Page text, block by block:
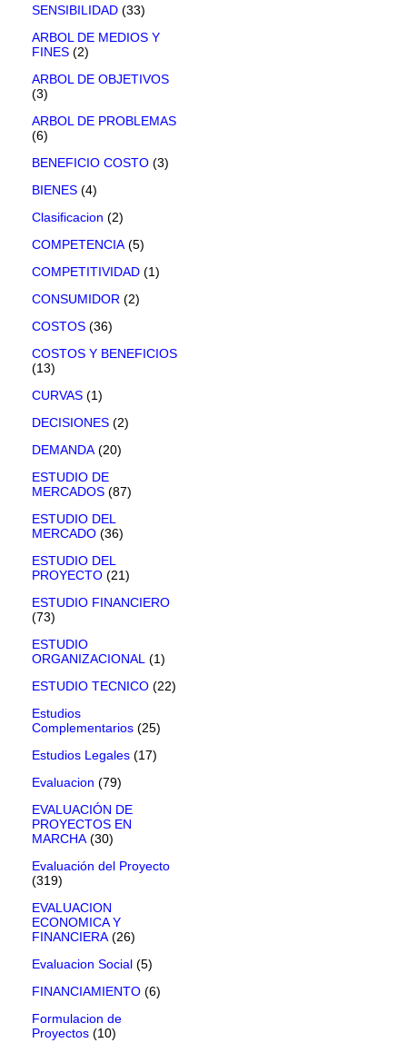
SENSIBILIDAD (33)
ARBOL DE MEDIOS Y
FINES (2)
ARBOL DE OBJETIVOS
(3)
ARBOL DE PROBLEMAS
(6)
BENEFICIO COSTO (3)
BIENES (4)
Clasificacion (2)
COMPETENCIA (5)
COMPETITIVIDAD (1)
CONSUMIDOR (2)
COSTOS (36)
COSTOS Y BENEFICIOS
(13)
CURVAS (1)
DECISIONES (2)
DEMANDA (20)
ESTUDIO DE
MERCADOS (87)
ESTUDIO DEL
MERCADO (36)
ESTUDIO DEL
PROYECTO (21)
ESTUDIO FINANCIERO
(73)
ESTUDIO
ORGANIZACIONAL (1)
ESTUDIO TECNICO (22)
Estudios
Complementarios (25)
Estudios Legales (17)
Evaluacion (79)
EVALUACIÓN DE
PROYECTOS EN
MARCHA (30)
Evaluación del Proyecto
(319)
EVALUACION
ECONOMICA Y
FINANCIERA (26)
Evaluacion Social (5)
FINANCIAMIENTO (6)
Formulacion de
Proyectos (10)